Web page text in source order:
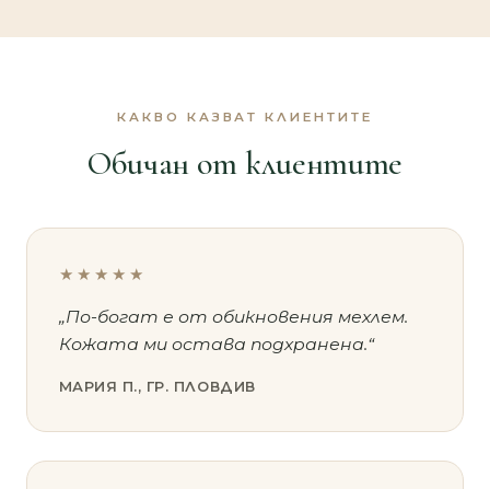
КАКВО КАЗВАТ КЛИЕНТИТЕ
Обичан от клиентите
★★★★★
„По-богат е от обикновения мехлем.
Кожата ми остава подхранена.“
МАРИЯ П., ГР. ПЛОВДИВ